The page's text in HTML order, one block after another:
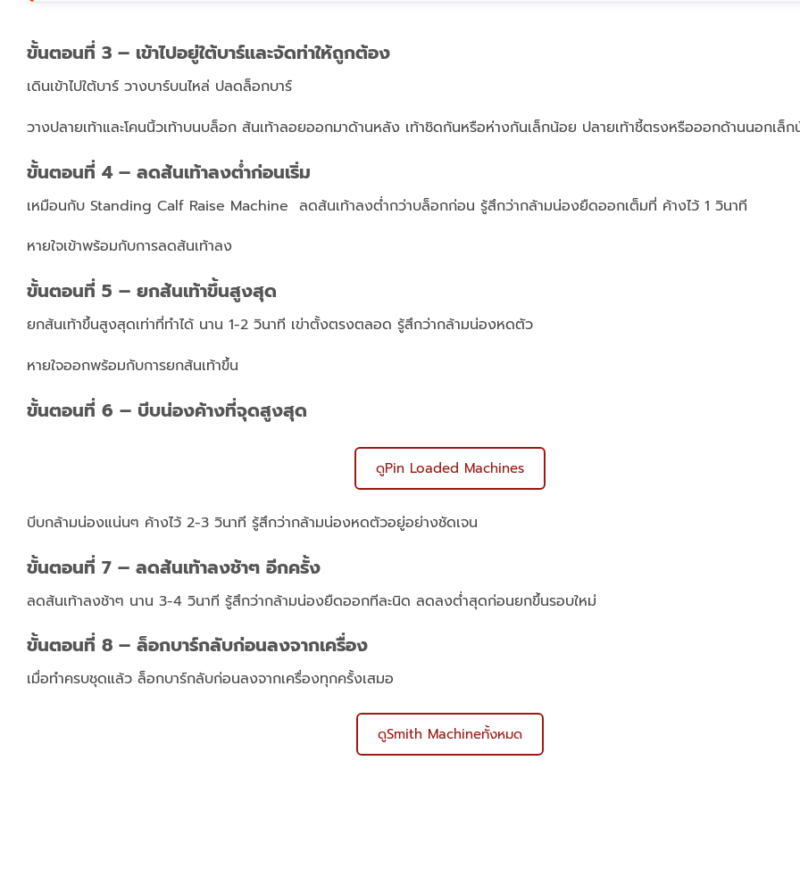
ขั้นตอนที่ 3 – เข้าไปอยู่ใต้บาร์และจัดท่าให้ถูกต้อง
เดินเข้าไปใต้บาร์ วางบาร์บนไหล่ ปลดล็อกบาร์
วางปลายเท้าและโคนนิ้วเท้าบนบล็อก ส้นเท้าลอยออกมาด้านหลัง เท้าชิดกันหรือห่างกันเล็กน้อย ปลายเท้าชี้ตรงหรือออกด้านนอกเล็
ขั้นตอนที่ 4 – ลดส้นเท้าลงต่ำก่อนเริ่ม
เหมือนกับ Standing Calf Raise Machine ลดส้นเท้าลงต่ำกว่าบล็อกก่อน รู้สึกว่ากล้ามน่องยืดออกเต็มที่ ค้างไว้ 1 วินาที
หายใจเข้าพร้อมกับการลดส้นเท้าลง
ขั้นตอนที่ 5 – ยกส้นเท้าขึ้นสูงสุด
ยกส้นเท้าขึ้นสูงสุดเท่าที่ทำได้ นาน 1-2 วินาที เข่าตั้งตรงตลอด รู้สึกว่ากล้ามน่องหดตัว
หายใจออกพร้อมกับการยกส้นเท้าขึ้น
ขั้นตอนที่ 6 – บีบน่องค้างที่จุดสูงสุด
ดูPin Loaded Machines
บีบกล้ามน่องแน่นๆ ค้างไว้ 2-3 วินาที รู้สึกว่ากล้ามน่องหดตัวอยู่อย่างชัดเจน
ขั้นตอนที่ 7 – ลดส้นเท้าลงช้าๆ อีกครั้ง
ลดส้นเท้าลงช้าๆ นาน 3-4 วินาที รู้สึกว่ากล้ามน่องยืดออกทีละนิด ลดลงต่ำสุดก่อนยกขึ้นรอบใหม่
ขั้นตอนที่ 8 – ล็อกบาร์กลับก่อนลงจากเครื่อง
เมื่อทำครบชุดแล้ว ล็อกบาร์กลับก่อนลงจากเครื่องทุกครั้งเสมอ
ดูSmith Machineทั้งหมด